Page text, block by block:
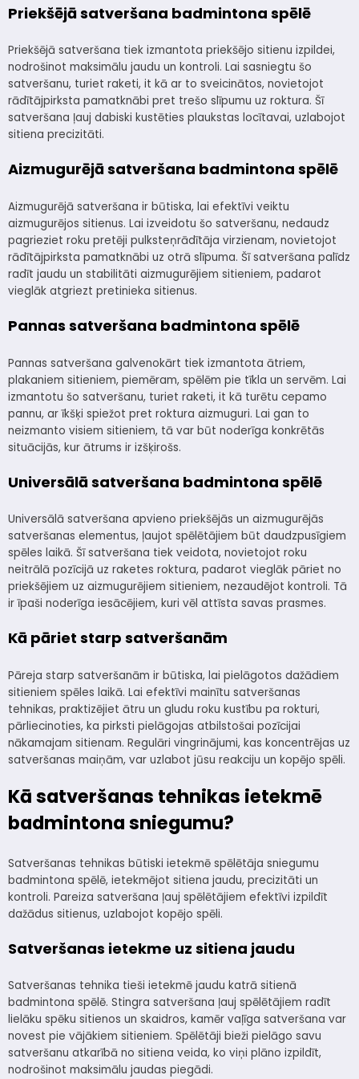
Priekšējā satveršana badmintona spēlē
Priekšējā satveršana tiek izmantota priekšējo sitienu izpildei,
nodrošinot maksimālu jaudu un kontroli. Lai sasniegtu šo
satveršanu, turiet raketi, it kā ar to sveicinātos, novietojot
rādītājpirksta pamatknābi pret trešo slīpumu uz roktura. Šī
satveršana ļauj dabiski kustēties plaukstas locītavai, uzlabojot
sitiena precizitāti.
Aizmugurējā satveršana badmintona spēlē
Aizmugurējā satveršana ir būtiska, lai efektīvi veiktu
aizmugurējos sitienus. Lai izveidotu šo satveršanu, nedaudz
pagrieziet roku pretēji pulksteņrādītāja virzienam, novietojot
rādītājpirksta pamatknābi uz otrā slīpuma. Šī satveršana palīdz
radīt jaudu un stabilitāti aizmugurējiem sitieniem, padarot
vieglāk atgriezt pretinieka sitienus.
Pannas satveršana badmintona spēlē
Pannas satveršana galvenokārt tiek izmantota ātriem,
plakaniem sitieniem, piemēram, spēlēm pie tīkla un servēm. Lai
izmantotu šo satveršanu, turiet raketi, it kā turētu cepamo
pannu, ar īkšķi spiežot pret roktura aizmuguri. Lai gan to
neizmanto visiem sitieniem, tā var būt noderīga konkrētās
situācijās, kur ātrums ir izšķirošs.
Universālā satveršana badmintona spēlē
Universālā satveršana apvieno priekšējās un aizmugurējās
satveršanas elementus, ļaujot spēlētājiem būt daudzpusīgiem
spēles laikā. Šī satveršana tiek veidota, novietojot roku
neitrālā pozīcijā uz raketes roktura, padarot vieglāk pāriet no
priekšējiem uz aizmugurējiem sitieniem, nezaudējot kontroli. Tā
ir īpaši noderīga iesācējiem, kuri vēl attīsta savas prasmes.
Kā pāriet starp satveršanām
Pāreja starp satveršanām ir būtiska, lai pielāgotos dažādiem
sitieniem spēles laikā. Lai efektīvi mainītu satveršanas
tehnikas, praktizējiet ātru un gludu roku kustību pa rokturi,
pārliecinoties, ka pirksti pielāgojas atbilstošai pozīcijai
nākamajam sitienam. Regulāri vingrinājumi, kas koncentrējas uz
satveršanas maiņām, var uzlabot jūsu reakciju un kopējo spēli.
Kā satveršanas tehnikas ietekmē
badmintona sniegumu?
Satveršanas tehnikas būtiski ietekmē spēlētāja sniegumu
badmintona spēlē, ietekmējot sitiena jaudu, precizitāti un
kontroli. Pareiza satveršana ļauj spēlētājiem efektīvi izpildīt
dažādus sitienus, uzlabojot kopējo spēli.
Satveršanas ietekme uz sitiena jaudu
Satveršanas tehnika tieši ietekmē jaudu katrā sitienā
badmintona spēlē. Stingra satveršana ļauj spēlētājiem radīt
lielāku spēku sitienos un skaidros, kamēr vaļīga satveršana var
novest pie vājākiem sitieniem. Spēlētāji bieži pielāgo savu
satveršanu atkarībā no sitiena veida, ko viņi plāno izpildīt,
nodrošinot maksimālu jaudas piegādi.